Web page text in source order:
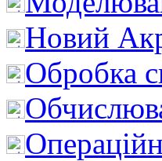
Новий
Обробка